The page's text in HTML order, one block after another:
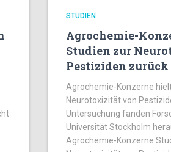
STUDIEN
Agrochemie-
Studien zur
Pestiziden zurück
Agrochemie-Konzerne
Neurotoxizität von
Untersuchung fanden
Universität Stockholm
Agrochemie-Konzerne